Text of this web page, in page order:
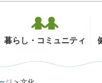
暮らし・コミュニティ